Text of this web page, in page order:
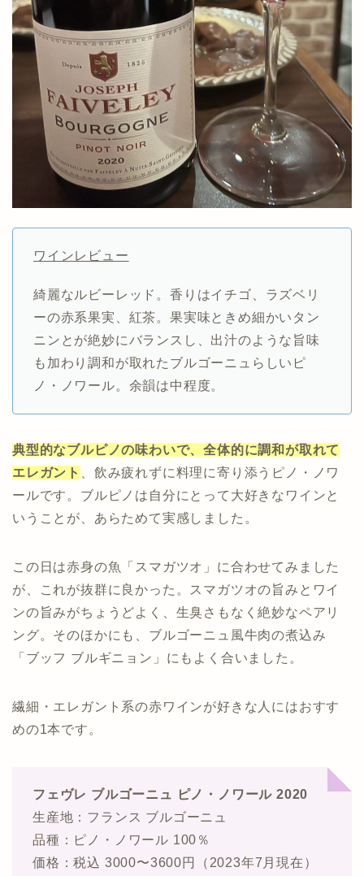
ワインレビュー
綺麗なルビーレッド。香りはイチゴ、ラズベリ
ーの赤系果実、紅茶。果実味ときめ細かいタン
ニンとが絶妙にバランスし、出汁のような旨味
も加わり調和が取れたブルゴーニュらしいピ
ノ・ノワール。余韻は中程度。
典型的なブルピノの味わいで、全体的に調和が取れて
エレガント
、飲み疲れずに料理に寄り添うピノ・ノワ
ールです。ブルピノは自分にとって大好きなワインと
いうことが、あらためて実感しました。
この日は赤身の魚「スマガツオ」に合わせてみました
が、これが抜群に良かった。スマガツオの旨みとワイ
ンの旨みがちょうどよく、生臭さもなく絶妙なペアリ
ング。そのほかにも、ブルゴーニュ風牛肉の煮込み
「ブッフ ブルギニョン」にもよく合いました。
繊細・エレガント系の赤ワインが好きな人にはおすす
めの1本です。
フェヴレ ブルゴーニュ ピノ・ノワール 2020
生産地：フランス ブルゴーニュ
品種：ピノ・ノワール 100％
価格：税込 3000〜3600円（2023年7月現在）